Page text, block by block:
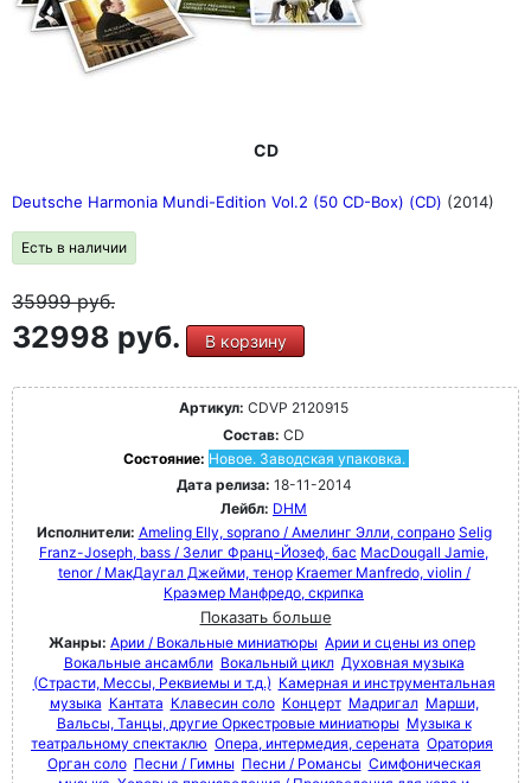
CD
Deutsche Harmonia Mundi-Edition Vol.2 (50 CD-Box) (CD) (2014)
Есть в наличии
35999руб.
32998 руб. В корзину
Артикул: CDVP 2120915
Состав: CD
Состояние: Новое. Заводская упаковка.
Дата релиза: 18-11-2014
Лейбл: DHM
Исполнители: Ameling Elly, soprano / Амелинг Элли, сопрано Selig
Franz-Joseph, bass / Зелиг Франц-Йозеф, бас MacDougall Jamie,
tenor / МакДаугал Джейми, тенор Kraemer Manfredo, violin /
Краэмер Манфредо, скрипка
Показать больше
Жанры: Арии / Вокальные миниатюры Арии и сцены из опер
Вокальные ансамбли Вокальный цикл Духовная музыка
(Страсти, Мессы, Реквиемы и т.д.) Камерная и инструментальная
музыка Кантата Клавесин соло Концерт Мадригал Марши,
Вальсы, Танцы, другие Оркестровые миниатюры Музыка к
театральному спектаклю Опера, интермедия, серената Оратория
Орган соло Песни / Гимны Песни / Романсы Симфоническая